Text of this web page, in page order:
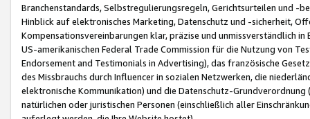
Branchenstandards, Selbstregulierungsregeln, Gerichtsurteilen und -
Hinblick auf elektronisches Marketing, Datenschutz und -sicherheit,
Kompensationsvereinbarungen klar, präzise und unmissverständlich
US-amerikanischen Federal Trade Commission für die Nutzung von
Endorsement and Testimonials in Advertising), das französische
des Missbrauchs durch Influencer in sozialen Netzwerken, die
elektronische Kommunikation) und die Datenschutz-
natürlichen oder juristischen Personen (einschließlich aller